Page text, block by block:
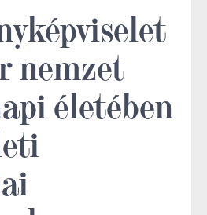
nemzet
életében